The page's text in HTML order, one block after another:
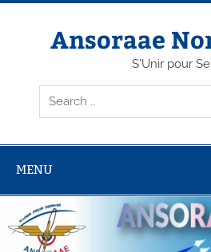
Skip
Ansoraae
S'Unir pour
MENU